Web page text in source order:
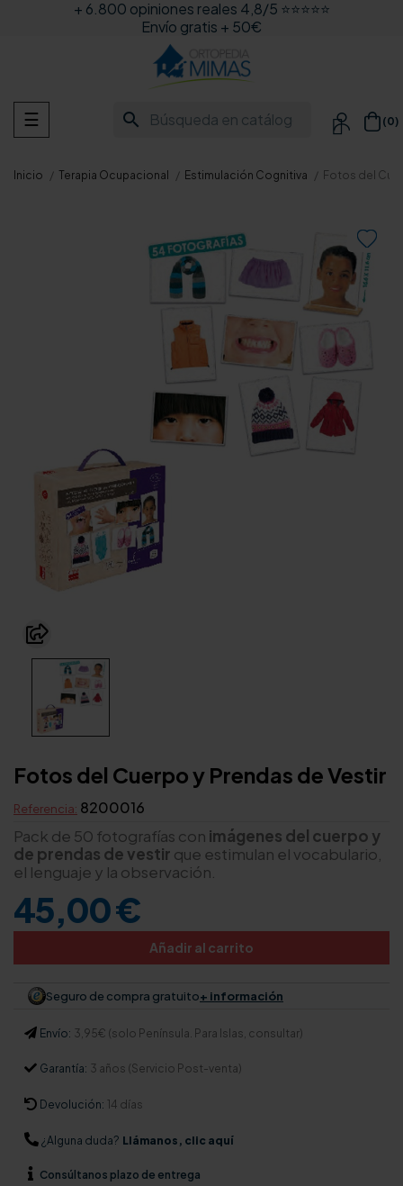
+ 6.800 opiniones reales 4,8/5 ⭐⭐⭐⭐⭐
Envío gratis + 50€
search  (0)
Navegación
de
☰
Inicio Terapia Ocupacional Estimulación Cognitiva Fotos del

Fotos del Cuerpo y Prendas de Vestir
Referencia: 8200016
Pack de 50 fotografías con imágenes del cuerpo y
de prendas de vestir que estimulan el vocabulario,
el lenguaje y la observación.
45,00 €
Añadir al carrito
Seguro de compra gratuito+ información
Envío: 3,95€ (solo Península. Para Islas, consultar)
Garantía: 3 años (Servicio Post-venta)
Devolución: 14 días
¿Alguna duda? Llámanos, clic aquí
Consúltanos plazo de entrega